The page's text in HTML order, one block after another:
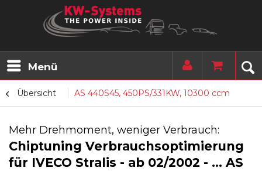
Menü
Übersicht AS 440S45, 450PS/331KW, 10300 ccm
Mehr Drehmoment, weniger Verbrauch:
Chiptuning Verbrauchsoptimierung
für IVECO Stralis - ab 02/2002 - ... AS